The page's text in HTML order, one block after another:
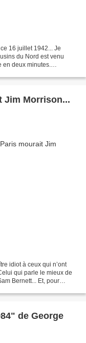
16 juillet 1942... Je
du Nord est venu
en deux minutes.
Jim Morrison...
idiot à ceux qui n’ont
qui parle le mieux de
Bernett... Et, pour
de George